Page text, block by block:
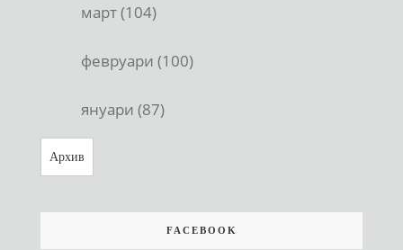
март (104)
февруари (100)
януари (87)
Архив
FACEBOOK